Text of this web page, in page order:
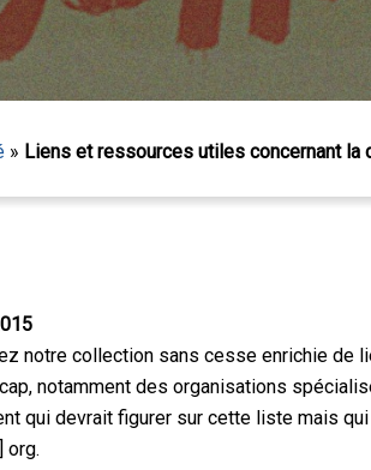
» Liens et ressources utiles concernant la
notre collection sans cesse enrichie de
notamment des organisations
qui devrait figurer sur cette liste mais
org.